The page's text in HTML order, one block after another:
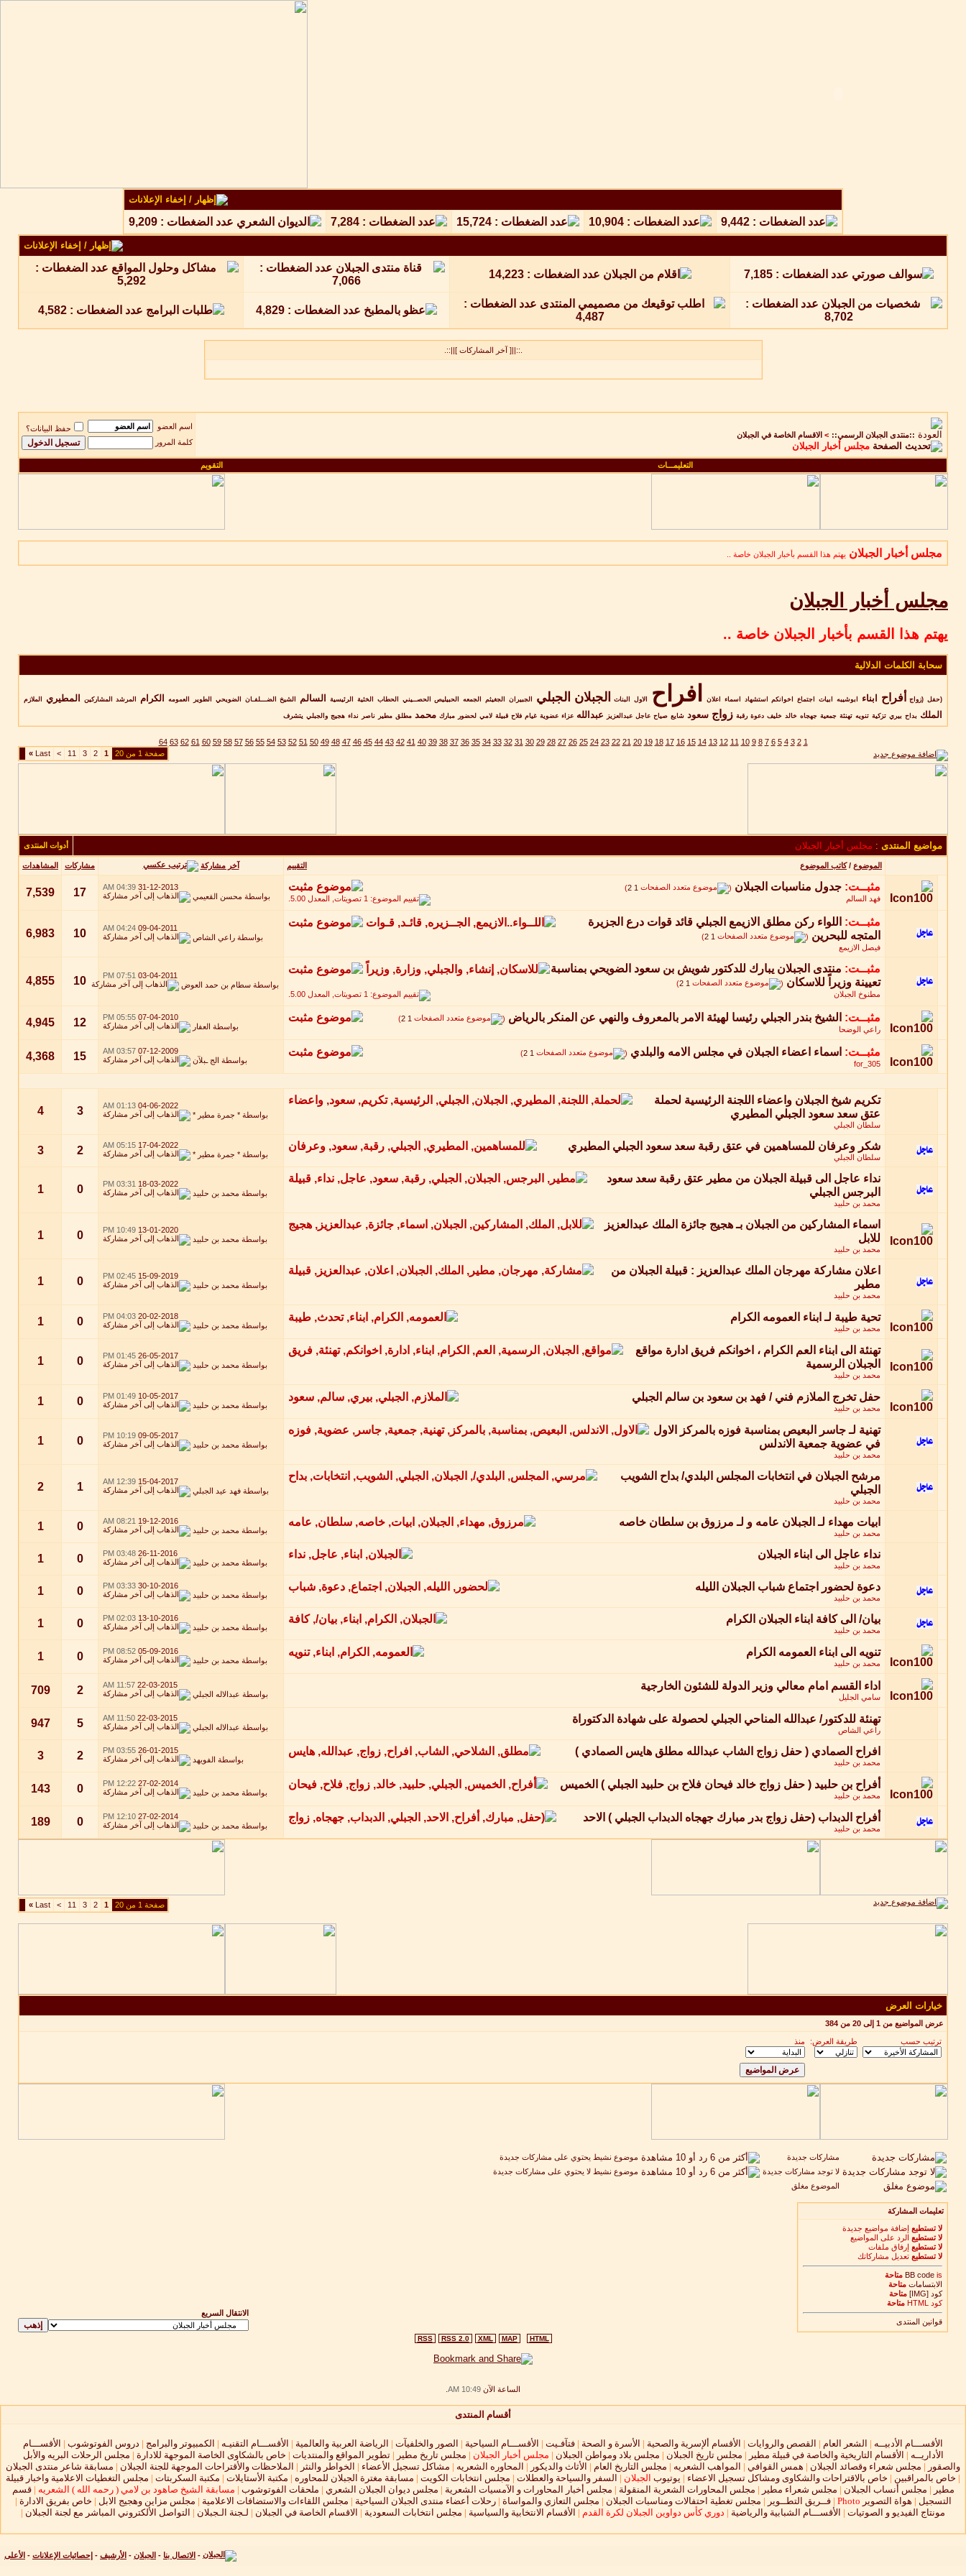
.::||[ آخر المشاركات ]||::.
::منتدى الجبلان الرسمي:: > الاقسام الخاصة في الجبلان
مجلس أخبار الجبلان
اسم العضو
حفظ البيانات؟
كلمة المرور
التعليمـــات التقويم
مجلس أخبار الجبلان يهتم هذا القسم بأخبار الجبلان خاصة ..
مجلس أخبار الجبلان
يهتم هذا القسم بأخبار الجبلان خاصة ..
سحابة الكلمات الدلالية
(حفل (زواج أفراح ابناء ابوشيبه ابيات اجتماع اخوانكم استشهاد اسماء اعلان افراح الاول البنات الجبلان الجبلي الجبيران الجغيثم الجمعه الحبيليص الحصــيني الحطاب الخثية الرئيسية السالم الشيخ الضـــلفـان الضويحي الطوير العمومه الكرام المرشد المشاركين المطيري الملازم
الملك بداح بيري تزكية تنويه تهنئة جمعية جهجاه خالد خليف دعوة رقبة زواج سعود شايع صياح عاجل عبدالعزيز عبدالله عزاء عضوية غيام فلاح قبيلة لامي لحضور مبارك محمد مطلق مطير ناصر نداء هجيج والجبلي يتشرف
1
2
3
4
5
6
7
8
9
10
11
12
13
14
15
16
17
18
19
20
21
22
23
24
25
26
27
28
29
30
31
32
33
34
35
36
37
38
39
40
41
42
43
44
45
46
47
48
49
50
51
52
53
54
55
56
57
58
59
60
61
62
63
64
صفحة 1 من 20
1
2
3
11
>
Last
»
مواضيع المنتدى : مجلس أخبار الجبلان أدوات المنتدى
التقييم الموضوع /كاتب الموضوع آخر مشاركة مشاركات المشاهدات
مثبــت: جدول مناسبات الجبلان (
1
2
)
فهد السالم
31-12-2013
04:39 AM
بواسطة محسن القعيمي 17
7,539
مثبــت: اللواء ركن مطلق الازيمع الجبلي قائد قوات درع الجزيرة
المتجه للبحرين (
1
2
)
فيصل الازيمع
09-04-2011
04:24 AM
بواسطة راعي الشاص 10
6,983
مثبــت: منتدى الجبلان يبارك للدكتور شويش بن سعود الضويحي بمناسبة
تعيينة وزيراً للاسكان (
1
2
)
مطنوخ الجبلان
03-04-2011
07:51 PM
بواسطة سطام بن حمد العوض 10
4,855
مثبــت: الشيخ بندر الجبلي رئيسا لهيئة الامر بالمعروف والنهي عن المنكر بالرياض (
1
2
)
راعي الوضحا
07-04-2010
05:55 PM
بواسطة العفار 12
4,945
مثبــت: اسماء اعضاء الجبلان في مجلس الامه والبلدي (
1
2
)
for_305
07-12-2009
03:57 AM
بواسطة الج ـبلآن 15
4,368
تكريم شيخ الجبلان واعضاء اللجنة الرئيسية لحملة
عتق سعد سعود الجبلي المطيري
سلطان الجبلي
04-06-2022
01:13 AM
بواسطة * جمرة مطير * 3
4
شكر وعرفان للمساهمين في عتق رقبة سعد سعود الجبلي المطيري
سلطان الجبلي
17-04-2022
05:15 AM
بواسطة * جمرة مطير * 2
3
نداء عاجل الى قبيلة الجبلان من مطير عتق رقبة سعد سعود
البرجس الجبلي
محمد بن حلبيد
18-03-2022
03:31 PM
بواسطة محمد بن حلبيد 0
1
اسماء المشاركين من الجبلان بـ هجيج جائزة الملك عبدالعزيز
للابل
محمد بن حلبيد
13-01-2020
10:49 PM
بواسطة محمد بن حلبيد 0
1
اعلان مشاركة مهرجان الملك عبدالعزيز : قبيلة الجبلان من
مطير
محمد بن حلبيد
15-09-2019
02:45 PM
بواسطة محمد بن حلبيد 0
1
تحية طيبة لـ ابناء العمومه الكرام
محمد بن حلبيد
20-02-2018
04:03 PM
بواسطة محمد بن حلبيد 0
1
تهنئة الى ابناء العم الكرام ، اخوانكم فريق ادارة مواقع
الجبلان الرسمية
محمد بن حلبيد
26-05-2017
01:45 PM
بواسطة محمد بن حلبيد 0
1
حفل تخرج الملازم فني / فهد بن سعود بن سالم الجبلي
محمد بن حلبيد
10-05-2017
01:49 PM
بواسطة محمد بن حلبيد 0
1
تهنية لـ جاسر البعيص بمناسبة فوزه بالمركز الاول
في عضوية جمعية الاندلس
محمد بن حلبيد
09-05-2017
10:19 PM
بواسطة محمد بن حلبيد 0
1
مرشح الجبلان في انتخابات المجلس البلدي/ بداح الشويب
الجبلي
محمد بن حلبيد
15-04-2017
12:39 AM
بواسطة فهد عيد الجبلي 1
2
ابيات مهداء لـ الجبلان عامه و لـ مرزوق بن سلطان خاصه
محمد بن حلبيد
19-12-2016
08:21 AM
بواسطة محمد بن حلبيد 0
1
نداء عاجل الى ابناء الجبلان
محمد بن حلبيد
26-11-2016
03:48 PM
بواسطة محمد بن حلبيد 0
1
دعوة لحضور اجتماع شباب الجبلان الليله
محمد بن حلبيد
30-10-2016
03:33 PM
بواسطة محمد بن حلبيد 0
1
بيان/ الى كافة ابناء الجبلان الكرام
محمد بن حلبيد
13-10-2016
02:03 PM
بواسطة محمد بن حلبيد 0
1
تنويه الى ابناء العمومه الكرام
محمد بن حلبيد
05-09-2016
08:52 PM
بواسطة محمد بن حلبيد 0
1
اداء القسم امام معالي وزير الدولة للشئون الخارجية
سامي الجليل
22-03-2015
11:57 AM
بواسطة عبدالاله الجبلي 2
709
تهنئة للدكتور/ عبدالله المناحي الجبلي لحصولة على شهادة الدكتوراة
راعي الشاص
22-03-2015
11:50 AM
بواسطة عبدالاله الجبلي 5
947
افراح الصمادي ( حفل زواج الشاب عبدالله مطلق هايس الصمادي )
محمد بن حلبيد
26-01-2015
03:55 PM
بواسطة الفويهد 2
3
أفراح بن حلبيد ( حفل زواج خالد فيحان فلاح بن حلبيد الجبلي ) الخميس
محمد بن حلبيد
27-02-2014
12:22 PM
بواسطة محمد بن حلبيد 0
143
أفراح الدبداب (حفل زواج بدر مبارك جهجاه الدبداب الجبلي ) الاحد
محمد بن حلبيد
27-02-2014
12:10 PM
بواسطة محمد بن حلبيد 0
189
صفحة 1 من 20 1
2
3
11
>
Last
»
خيارات العرض
عرض المواضيع من 1 إلى 20 من 384
ترتيب حسب طريقة العرض: منذ
مشاركات جديدة
موضوع نشيط يحتوي على مشاركات جديدة
لا توجد مشاركات جديدة
موضوع نشيط لا يحتوي على مشاركات جديدة
الموضوع مغلق
تعليمات المشاركة
لا تستطيع إضافة مواضيع جديدة
لا تستطيع الرد على المواضيع
لا تستطيع إرفاق ملفات
لا تستطيع تعديل مشاركاتك
BB code is
متاحة
الابتسامات متاحة
كود [IMG]
متاحة
كود HTML
متاحة
قوانين المنتدى
الانتقال السريع
RSS RSS 2.0 XML MAP HTML
الساعة الآن 10:49 AM
أقسام المنتدى
الأقســـام الأدبيــه | الشعر العام | القصص والروايات | الأقسام ألإسرية والصحية | الأسرة و الصحة | فتآفـيت | الأقســـام السياحية | الصور والخلفيآت | الرياضة العربية والعالمية | الأقســـام التقنيـه | الكمبيوتر والبرامج | دروس الفوتوشوب | الأقســـام
الأداريــه | الأقسام التاريخية والخاصة في قبيلة مطير | مجلس تاريخ الجبلان | مجلس بلاد ومواطن الجبلان | مجلس أخبار الجبلان | مجلس تاريخ مطير |تطوير المواقع والمنتديات | خاص بالشكاوى الخاصة الموجهة للادارة | مجلس الرحلات البريه والأبل
والصقور | مجلس شعراء وقصائد الجبلان | همس القوافي | المواهب الشعريه | مجلس التاريخ العام | الأثاث والديكور | المحاوره الشعريه | مشاكل تسجيل الأعضاء | الخواطر والنثر | الملاحظات والأقتراحات الموجهة للجنة الجبلان | مسابقة شاعر منتدى الجبلان
| خاص بالمراقبين | خاص بالاقتراحات والشكاوى ومشاكل تسجيل الاعضاء | يوتيوب الجبلان | السفر والسياحة والعطلات | مجلس انتخابات الكويت | مسابقة مغترة الجبلان للمحاوره | مكتبة الأستايلات | مكتبة السكربتات | مجلس التغطيات الاعلامية واخبار قبيلة
مطير | مجلس أنساب الجبلان | مجلس شعراء مطير | مجلس المحاورات الشعرية المنقولة | مجلس أخبار المحاورات و الآمسيات الشعرية | مجلس ديوان الجبلان الشعري | ملحقات الفوتوشوب | مسابقة الشيخ صاهود بن لامي ( رحمه الله ) الشعريه |قسم
التسجيل | هواة التصوير Photo
|فــريق التطــوير | مجلس تغطية احتفالات ومناسبات الجبلان | مجلس التعازي والمواساة |رحلات أعضاء منتدى الجبلان السياحية | مجلس اللقاءات والاستضافات الاعلامية | مجلس مزاين وهجيج الابل | خاص بفريق الادارة |
مونتاج الفيديو و الصوتيات | الأقســـام الشبابية والرياضية | دوري كأس دواوين الجبلان لكرة القدم | الأقسام الانتخابية والسياسية | مجلس انتخابات السعودية | الاقسام الخاصة في الجبلان | لـجنة الـجبلان | التواصل الألكتروني المباشر مع لجنة الجبلان |
- الاتصال بنا - الجبلان - الأرشيف - إحصائيات الإعلانات - الأعلى